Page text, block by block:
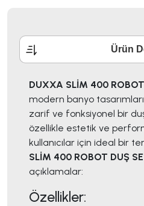
Ürün
DUXXA SLİM 400
modern banyo
zarif ve fonksiyonel bir
özellikle estetik ve
kullanıcılar için ideal bir
SLİM 400 ROBOT DUŞ
açıklamalar:
Özellikler: